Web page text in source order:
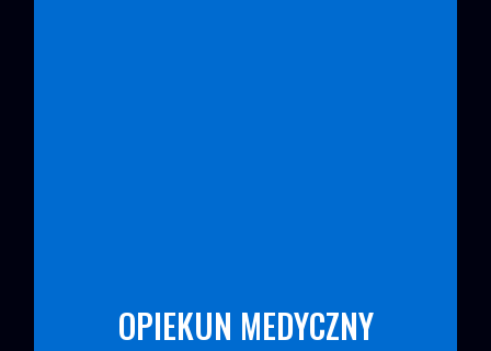
OPIEKUN MEDYCZNY